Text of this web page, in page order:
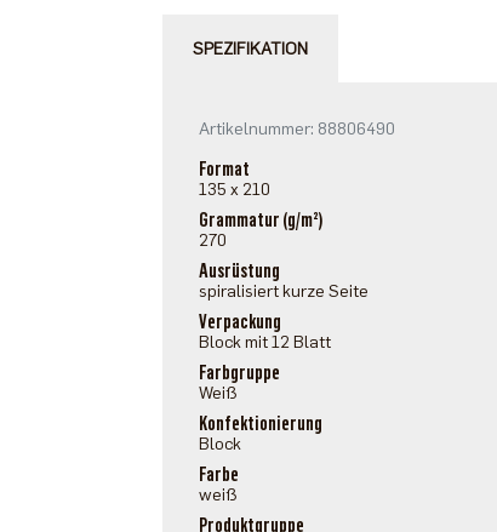
SPEZIFIKATION
Artikelnummer: 88806490
Format
135 x 210
Grammatur (g/m²)
270
Ausrüstung
spiralisiert kurze Seite
Verpackung
Block mit 12 Blatt
Farbgruppe
Weiß
Konfektionierung
Block
Farbe
weiß
Produktgruppe